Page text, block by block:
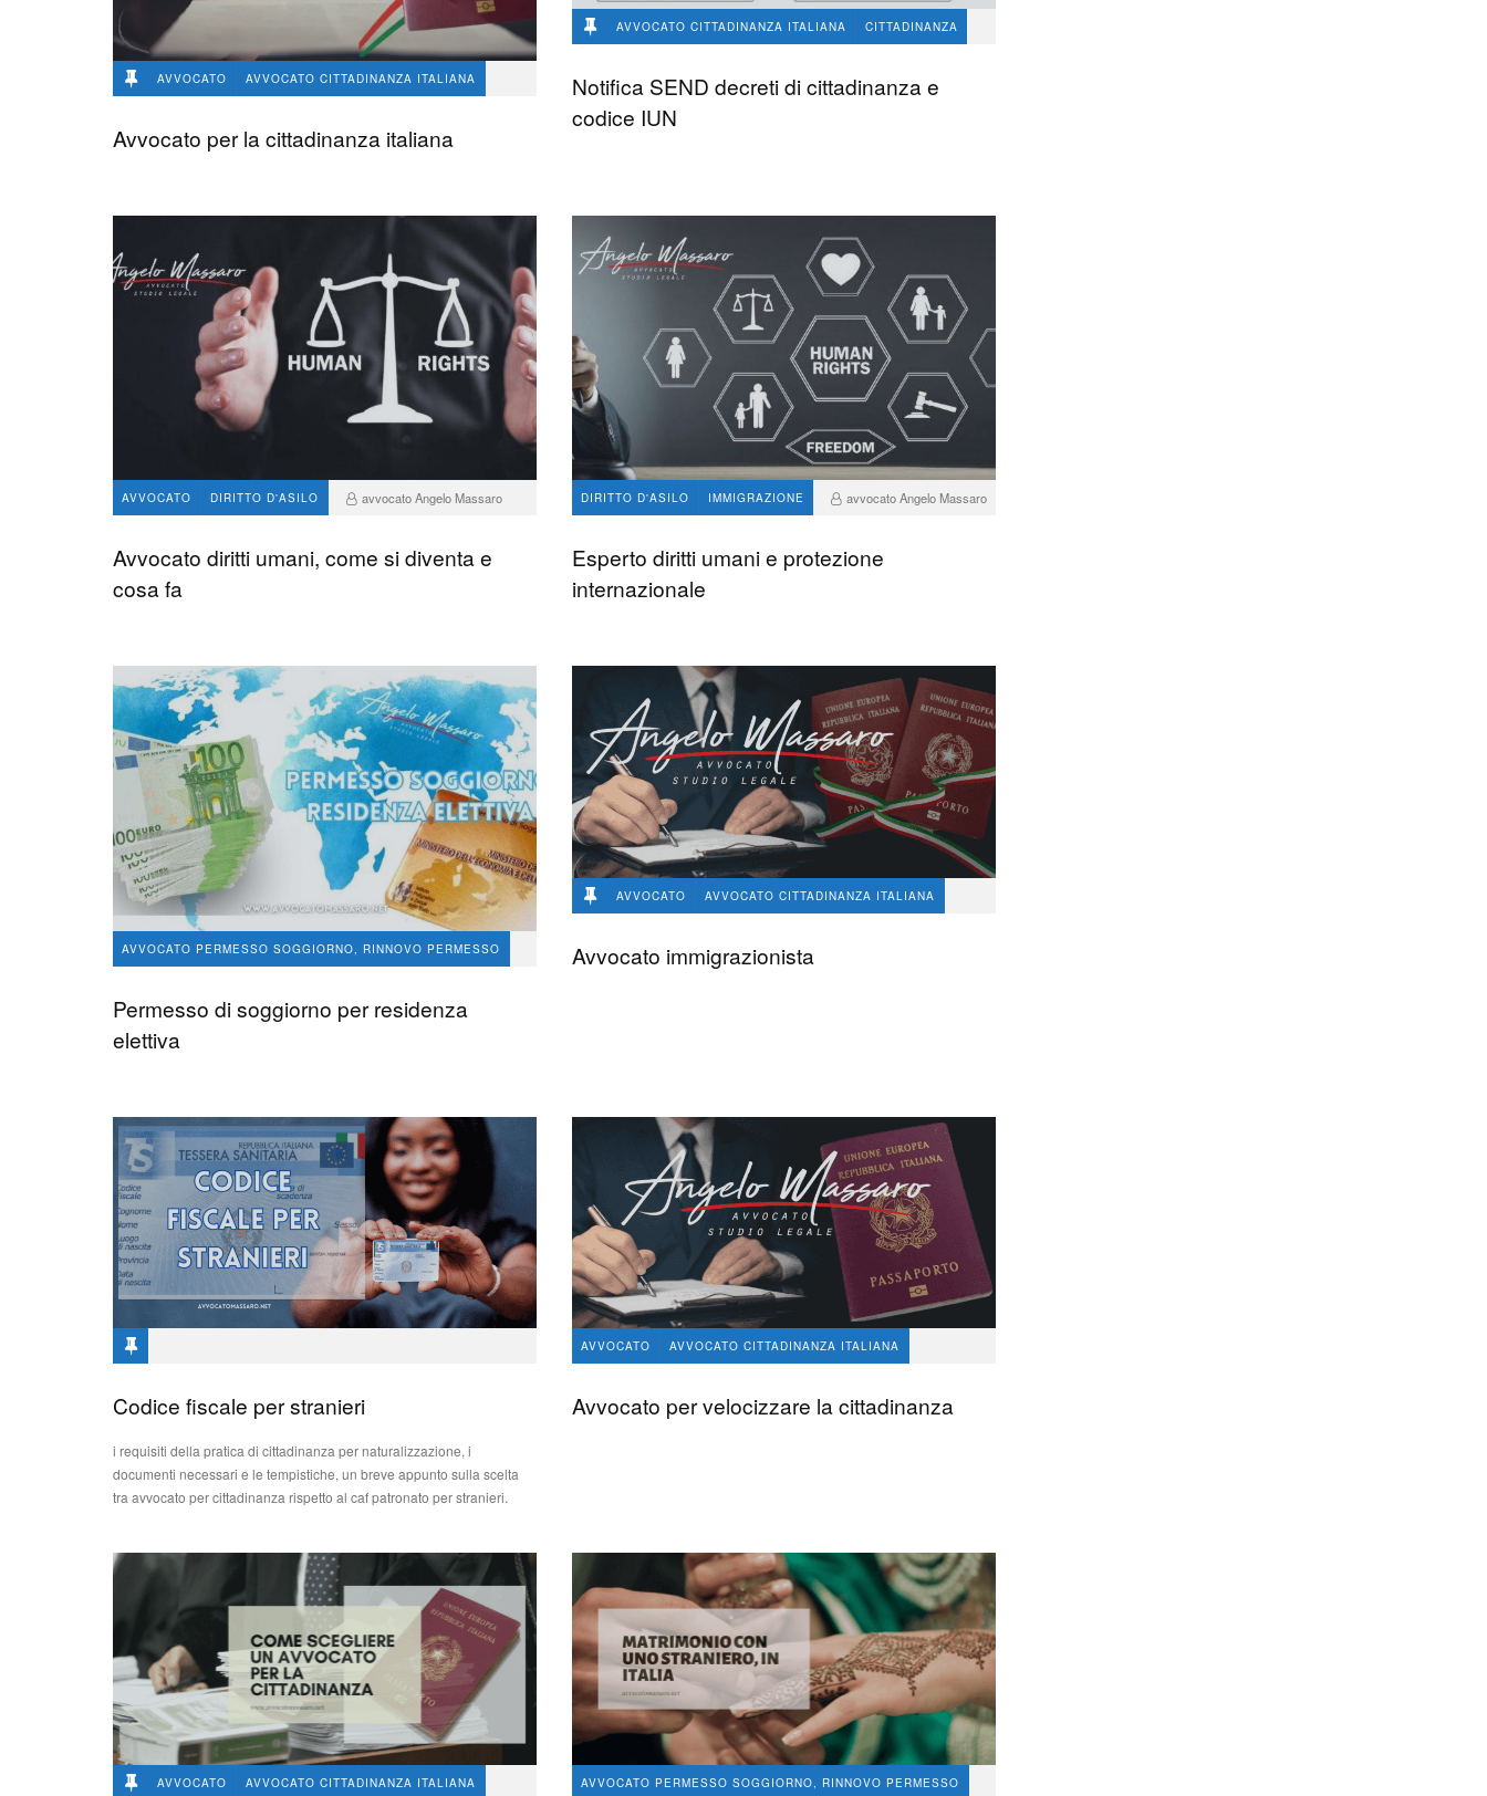
AVVOCATO AVVOCATO CITTADINANZA ITALIANA
Avvocato per la cittadinanza italiana
AVVOCATO CITTADINANZA ITALIANA CITTADINANZA
Notifica SEND decreti di cittadinanza e
codice IUN
AVVOCATO DIRITTO D'ASILO
avvocato Angelo Massaro
Avvocato diritti umani, come si diventa e
cosa fa
DIRITTO D'ASILO IMMIGRAZIONE
avvocato Angelo Massaro
Esperto diritti umani e protezione
internazionale
AVVOCATO PERMESSO SOGGIORNO, RINNOVO PERMESSO
avvocato Angelo Massaro 234
Permesso di soggiorno per residenza
elettiva
AVVOCATO AVVOCATO CITTADINANZA ITALIANA
Avvocato immigrazionista
PERMESSO PROTEZIONE SPECIALE
avvocato Angelo Massaro 473 0
Codice fiscale per stranieri
i requisiti della pratica di cittadinanza per naturalizzazione, i
documenti necessari e le tempistiche, un breve appunto sulla scelta
tra avvocato per cittadinanza rispetto al caf patronato per stranieri.
AVVOCATO AVVOCATO CITTADINANZA ITALIANA
Avvocato per velocizzare la cittadinanza
AVVOCATO AVVOCATO CITTADINANZA ITALIANA AVVOCATO PERMESSO SOGGIORNO, RINNOVO PERMESSO